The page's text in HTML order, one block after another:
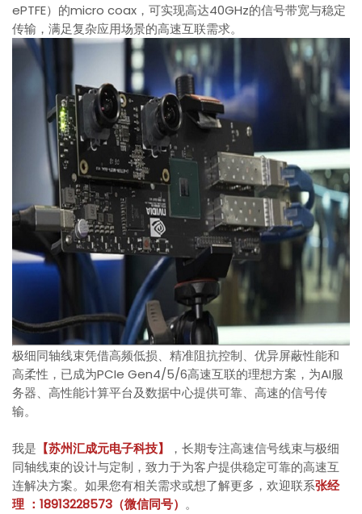
ePTFE）的micro coax，可实现高达40GHz的信号带宽与稳定
传输，满足复杂应用场景的高速互联需求。
极细同轴线束凭借高频低损、精准阻抗控制、优异屏蔽性能和
高柔性，已成为PCIe Gen4/5/6高速互联的理想方案，为AI服
务器、高性能计算平台及数据中心提供可靠、高速的信号传
输。
我是 【苏州汇成元电子科技】
，长期专注高速信号线束与极细
同轴线束的设计与定制，致力于为客户提供稳定可靠的高速互
连解决方案。如果您有相关需求或想了解更多，欢迎联系张经
理 ：18913228573（微信同号） 。